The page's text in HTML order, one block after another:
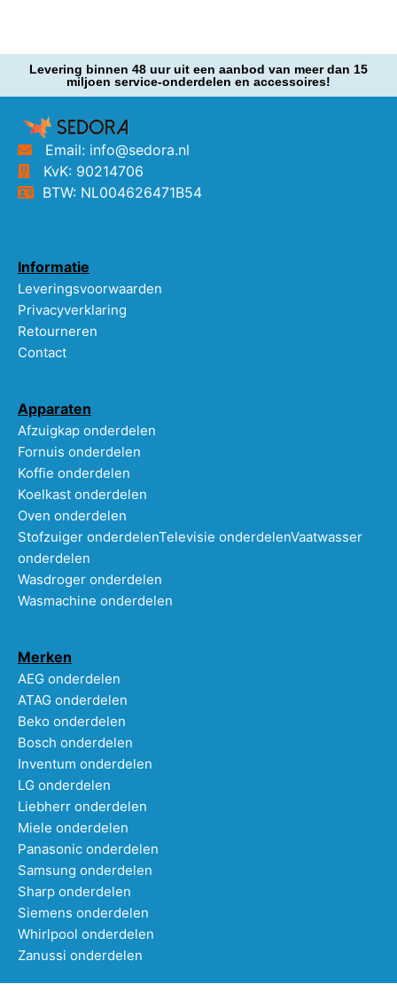
Levering binnen 48 uur uit een aanbod van meer dan 15
miljoen service-onderdelen en accessoires!
Email: info@sedora.nl
KvK: 90214706
BTW: NL004626471B54
Informatie
Leveringsvoorwaarden
Privacyverklaring
Retourneren
Contact
Apparaten
Afzuigkap onderdelen
Fornuis onderdelen
Koffie onderdelen
Koelkast onderdelen
Oven onderdelen
Stofzuiger onderdelenTelevisie onderdelenVaatwasser
onderdelen
Wasdroger onderdelen
Wasmachine onderdelen
Merken
AEG onderdelen
ATAG onderdelen
Beko onderdelen
Bosch onderdelen
Inventum onderdelen
LG onderdelen
Liebherr onderdelen
Miele onderdelen
Panasonic onderdelen
Samsung onderdelen
Sharp onderdelen
Siemens onderdelen
Whirlpool onderdelen
Zanussi onderdelen